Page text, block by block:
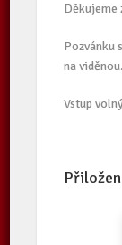
Děkujeme
Pozvánku
na viděnou.
Vstup